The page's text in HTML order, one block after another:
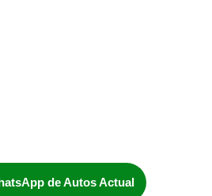
de Autos Actual